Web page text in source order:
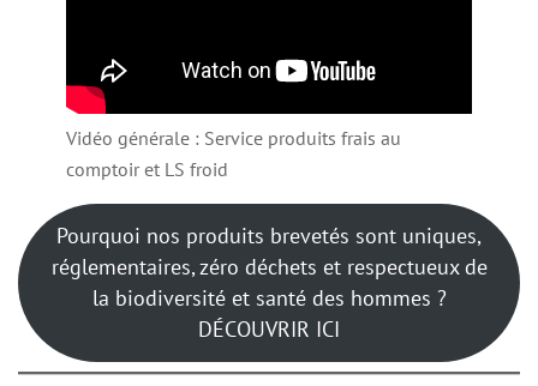
Vidéo générale : Service produits frais au
comptoir et LS froid
Pourquoi nos produits brevetés sont uniques,
réglementaires, zéro déchets et respectueux de
la biodiversité et santé des hommes ?
DÉCOUVRIR ICI